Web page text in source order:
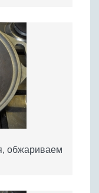
обжариваем